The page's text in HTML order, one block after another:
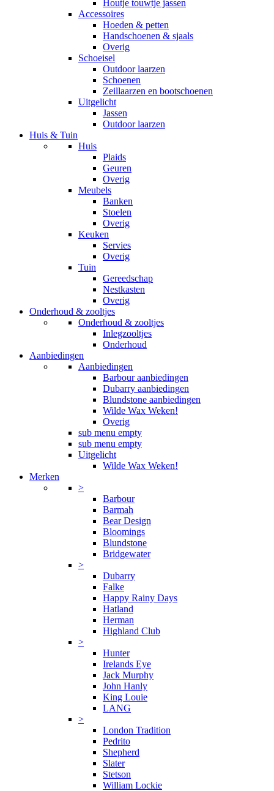
Houtje touwtje jassen
Accessoires
Hoeden & petten
Handschoenen & sjaals
Overig
Schoeisel
Outdoor laarzen
Schoenen
Zeillaarzen en bootschoenen
Uitgelicht
Jassen
Outdoor laarzen
Huis & Tuin
Huis
Plaids
Geuren
Overig
Meubels
Banken
Stoelen
Overig
Keuken
Servies
Overig
Tuin
Gereedschap
Nestkasten
Overig
Onderhoud & zooltjes
Onderhoud & zooltjes
Inlegzooltjes
Onderhoud
Aanbiedingen
Aanbiedingen
Barbour aanbiedingen
Dubarry aanbiedingen
Blundstone aanbiedingen
Wilde Wax Weken!
Overig
sub menu empty
sub menu empty
Uitgelicht
Wilde Wax Weken!
Merken
>
Barbour
Barmah
Bear Design
Bloomings
Blundstone
Bridgewater
>
Dubarry
Falke
Happy Rainy Days
Hatland
Herman
Highland Club
>
Hunter
Irelands Eye
Jack Murphy
John Hanly
King Louie
LANG
>
London Tradition
Pedrito
Shepherd
Slater
Stetson
William Lockie